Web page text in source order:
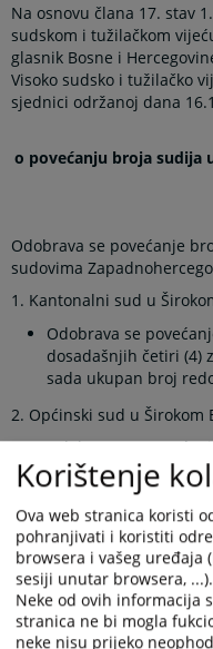
Na osnovu člana 17. stav
sudskom i tužilačkom
glasnik Bosne i
Visoko sudsko i tužilačko
sjednici održanoj dana
o povećanju broja sudija
Odobrava se povećanje
sudovima
1. Kantonalni sud u
Odobrava se
dosadašnjih četiri (4)
sada ukupan broj
2. Općinski sud u Širokom
Odobrava se
dosadašnjih šest (6)
ukupan broj redovnih
Odobrava se
jednog (1) sudiju,
sudija biti dva (2).
3. Općinski sud u
Odobrava se
Korištenje
Ova web stranica koristi
pohranjivati i koristiti
browsera i vašeg uređaja
sesiji unutar browsera, ...).
Neke od ovih informacija
stranica ne bi mogla
neke nisu prijeko